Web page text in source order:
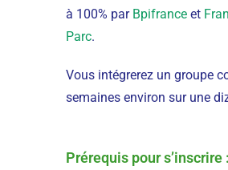
à 100% par Bpifrance et
Parc.
Vous intégrerez un groupe
semaines environ sur une
Prérequis pour s’inscrire :